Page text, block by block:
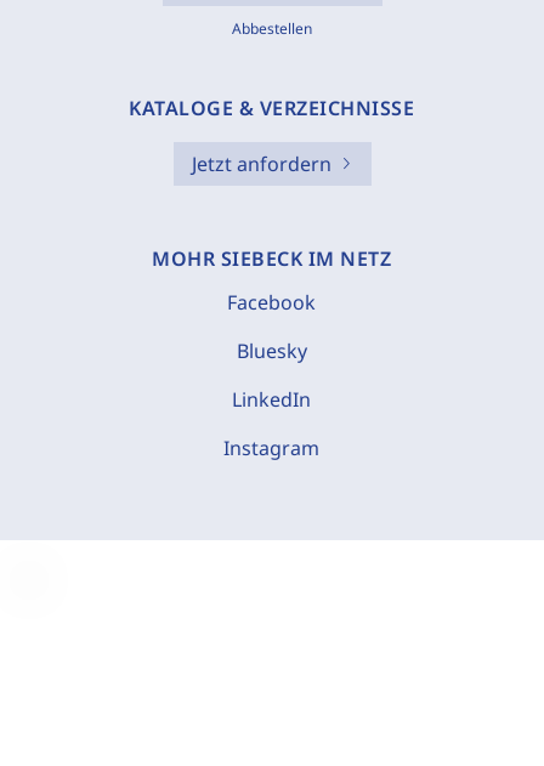
Abbestellen
KATALOGE & VERZEICHNISSE
Jetzt anfordern
MOHR SIEBECK IM NETZ
Facebook
Bluesky
LinkedIn
Instagram